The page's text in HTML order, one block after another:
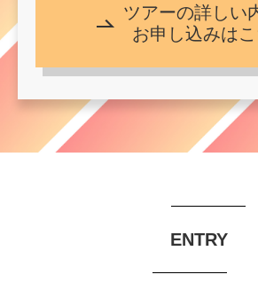
ツアーの詳しい
お申し込みは
ENTRY